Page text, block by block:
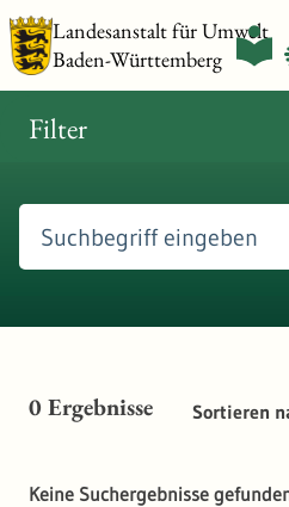
Landesanstalt für Umwelt
Baden-Württemberg
Filter
0Ergebnisse Sortieren
Keine Suchergebnisse